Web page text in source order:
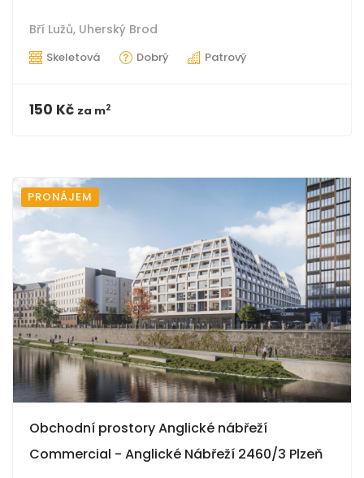
Bří Lužů, Uherský Brod
Skeletová Dobrý Patrový
150 Kč za m2
PRONÁJEM
Obchodní prostory Anglické nábřeží
Commercial - Anglické Nábřeží 2460/3 Plzeň